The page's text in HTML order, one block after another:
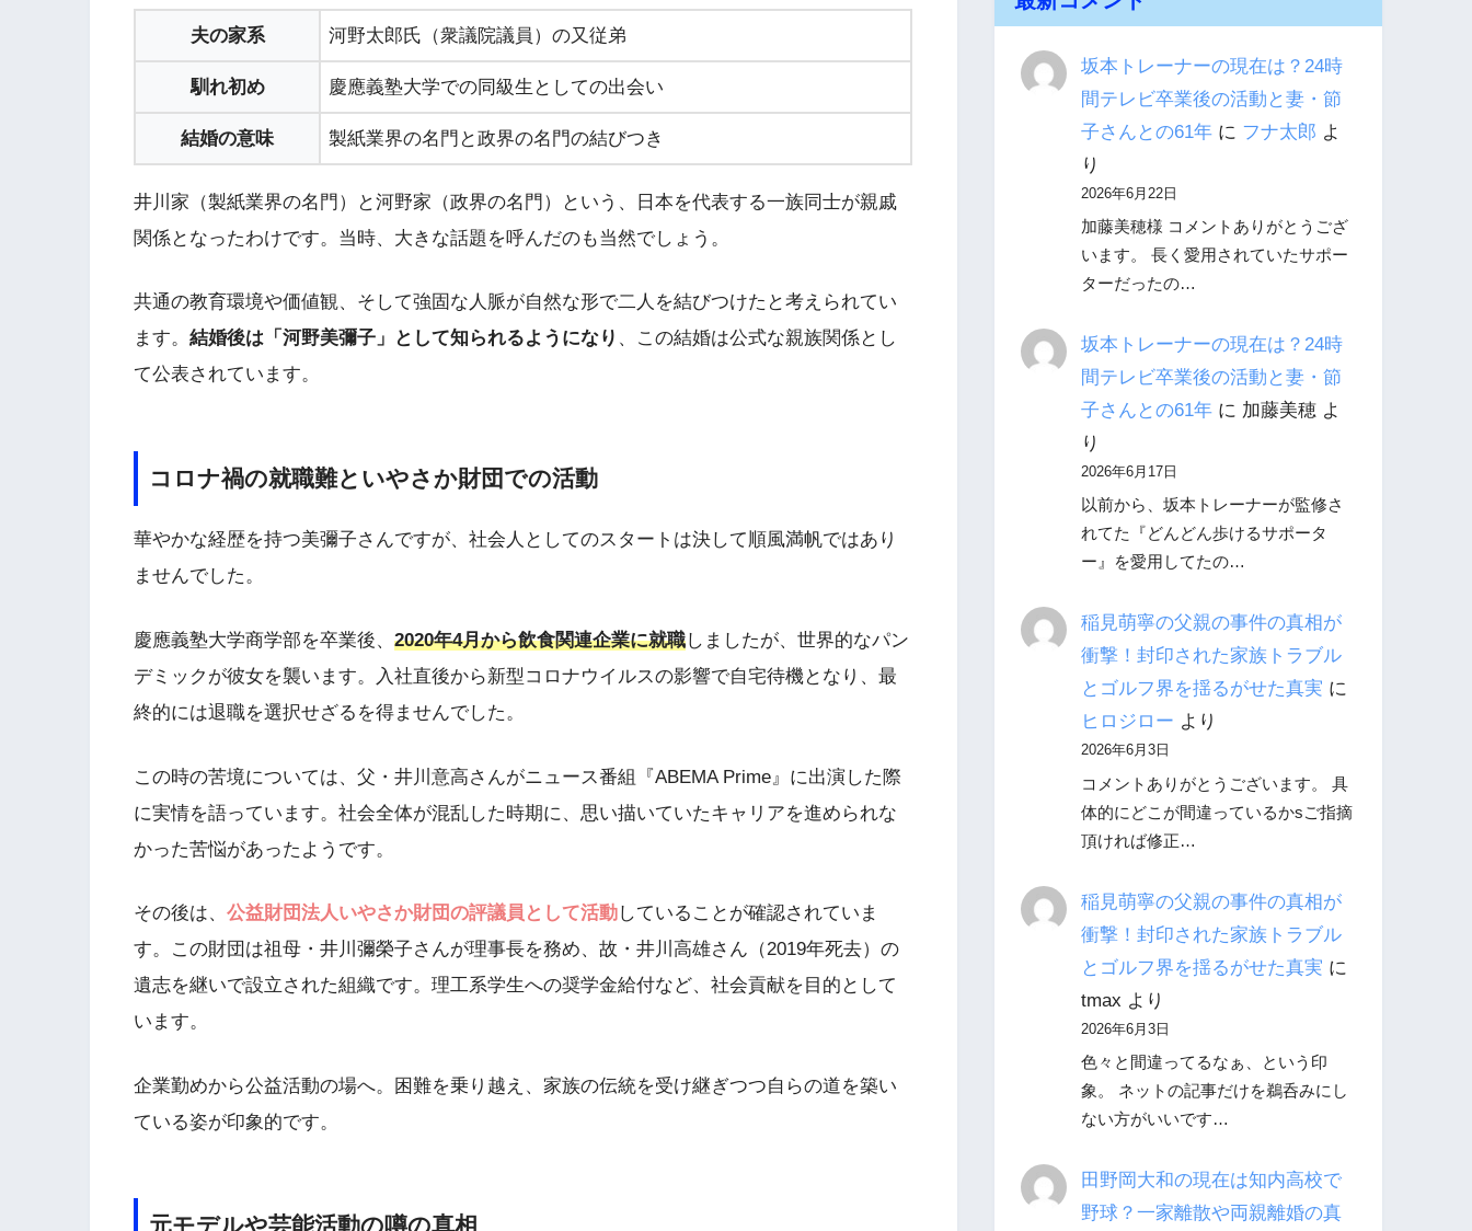
夫の家系 河野太郎氏（衆議院議員）の又従弟
馴れ初め 慶應義塾大学での同級生としての出会い
結婚の意味 製紙業界の名門と政界の名門の結びつき
井川家（製紙業界の名門）と河野家（政界の名門）という、日本を代表する一族同士が親戚
関係となったわけです。当時、大きな話題を呼んだのも当然でしょう。
共通の教育環境や価値観、そして強固な人脈が自然な形で二人を結びつけたと考えられてい
ます。 結婚後は「河野美彌子」として知られるようになり 、この結婚は公式な親族関係とし
て公表されています。
コロナ禍の就職難といやさか財団での活動
華やかな経歴を持つ美彌子さんですが、社会人としてのスタートは決して順風満帆ではあり
ませんでした。
慶應義塾大学商学部を卒業後、 2020年4月から飲食関連企業に就職しましたが、世界的なパン
デミックが彼女を襲います。入社直後から新型コロナウイルスの影響で自宅待機となり、最
終的には退職を選択せざるを得ませんでした。
この時の苦境については、父・井川意高さんがニュース番組『ABEMA Prime』に出演した際
に実情を語っています。社会全体が混乱した時期に、思い描いていたキャリアを進められな
かった苦悩があったようです。
その後は、 公益財団法人いやさか財団の評議員として活動していることが確認されていま
す。この財団は祖母・井川彌榮子さんが理事長を務め、故・井川高雄さん（2019年死去）の
遺志を継いで設立された組織です。理工系学生への奨学金給付など、社会貢献を目的として
います。
企業勤めから公益活動の場へ。困難を乗り越え、家族の伝統を受け継ぎつつ自らの道を築い
ている姿が印象的です。
元モデルや芸能活動の噂の真相
坂本トレーナーの現在は？24時
間テレビ卒業後の活動と妻・節
子さんとの61年に フナ太郎 よ
り
2026年6月22日
加藤美穂様 コメントありがとうござ
います。 長く愛用されていたサポー
ターだったの…
坂本トレーナーの現在は？24時
間テレビ卒業後の活動と妻・節
子さんとの61年に 加藤美穂よ
り
2026年6月17日
以前から、坂本トレーナーが監修さ
れてた『どんどん歩けるサポータ
ー』を愛用してたの…
稲見萌寧の父親の事件の真相が
衝撃！封印された家族トラブル
とゴルフ界を揺るがせた真実 に
ヒロジロー より
2026年6月3日
コメントありがとうございます。 具
体的にどこが間違っているかsご指摘
頂ければ修正…
稲見萌寧の父親の事件の真相が
衝撃！封印された家族トラブル
とゴルフ界を揺るがせた真実 に
tmax より
2026年6月3日
色々と間違ってるなぁ、という印
象。 ネットの記事だけを鵜呑みにし
ない方がいいです…
田野岡大和の現在は知内高校で
野球？一家離散や両親離婚の真